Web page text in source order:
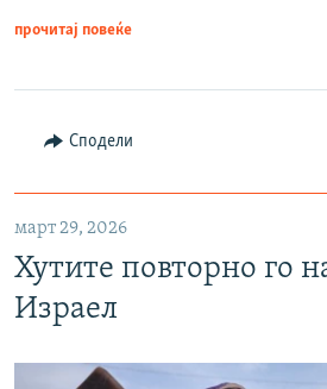
прочитај повеќе
Сподели
март 29, 2026
Хутите повторно го
Израел